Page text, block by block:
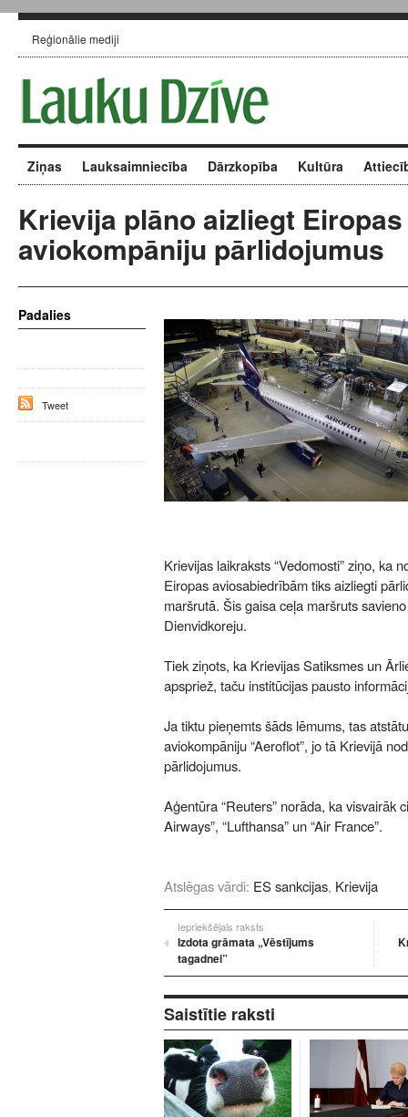
Reģionālie mediji
Ziņas Lauksaimniecība Dārzkopība Kultūra
Krievija plāno aizliegt Eiropas
aviokompāniju pārlidojumus
Krievijas laikraksts “Vedomosti” ziņo, ka
Eiropas aviosabiedrībām tiks aizliegti
maršrutā. Šis gaisa ceļa maršruts
Dienvidkoreju.
Tiek ziņots, ka Krievijas Satiksmes un
apspriež, taču institūcijas pausto
Ja tiktu pieņemts šāds lēmums, tas
aviokompāniju “Aeroflot”, jo tā Krievijā
pārlidojumus.
Aģentūra “Reuters” norāda, ka visvairāk
Airways”, “Lufthansa” un “Air France”.
Atslēgas vārdi: ES sankcijas, Krievija
Iepriekšējais raksts
Izdota grāmata „Vēstījums
tagadnei”
Saistītie raksti
Padalies
Tweet